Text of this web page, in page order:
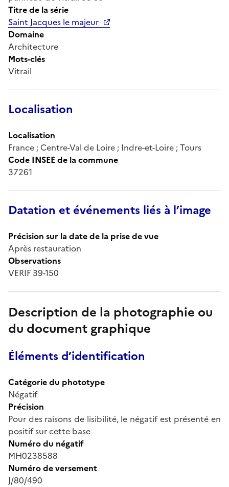
Titre de la série
Saint Jacques le majeur
Domaine
Architecture
Mots-clés
Vitrail
Localisation
Localisation
France ; Centre-Val de Loire ; Indre-et-Loire ; Tours
Code INSEE de la commune
37261
Datation et événements liés à l’image
Précision sur la date de la prise de vue
Après restauration
Observations
VERIF 39-150
Description de la photographie ou
du document graphique
Éléments d’identification
Catégorie du phototype
Négatif
Précision
Pour des raisons de lisibilité, le négatif est présenté en
positif sur cette base
Numéro du négatif
MH0238588
Numéro de versement
J/80/490